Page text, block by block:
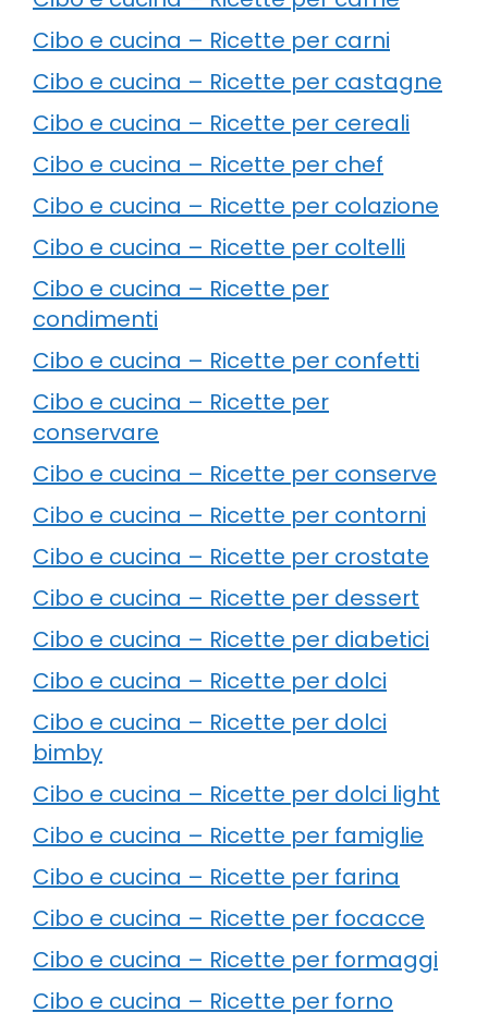
Cibo e cucina – Ricette per carni
Cibo e cucina – Ricette per castagne
Cibo e cucina – Ricette per cereali
Cibo e cucina – Ricette per chef
Cibo e cucina – Ricette per colazione
Cibo e cucina – Ricette per coltelli
Cibo e cucina – Ricette per
condimenti
Cibo e cucina – Ricette per confetti
Cibo e cucina – Ricette per
conservare
Cibo e cucina – Ricette per conserve
Cibo e cucina – Ricette per contorni
Cibo e cucina – Ricette per crostate
Cibo e cucina – Ricette per dessert
Cibo e cucina – Ricette per diabetici
Cibo e cucina – Ricette per dolci
Cibo e cucina – Ricette per dolci
bimby
Cibo e cucina – Ricette per dolci light
Cibo e cucina – Ricette per famiglie
Cibo e cucina – Ricette per farina
Cibo e cucina – Ricette per focacce
Cibo e cucina – Ricette per formaggi
Cibo e cucina – Ricette per forno